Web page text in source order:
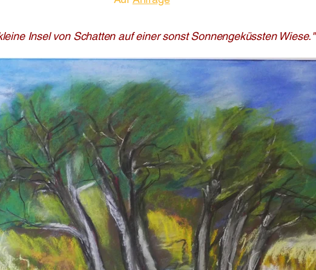
Insel von Schatten auf einer sonst Sonnengeküssten Wiese."